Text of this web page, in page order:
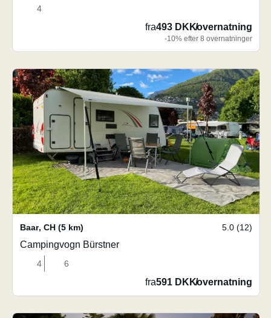
4
fra493 DKK/overnatning
-10% efter 8 overnatninger
Baar, CH (5 km) 5.0 (12)
Campingvogn Bürstner
4 6
fra591 DKK/overnatning